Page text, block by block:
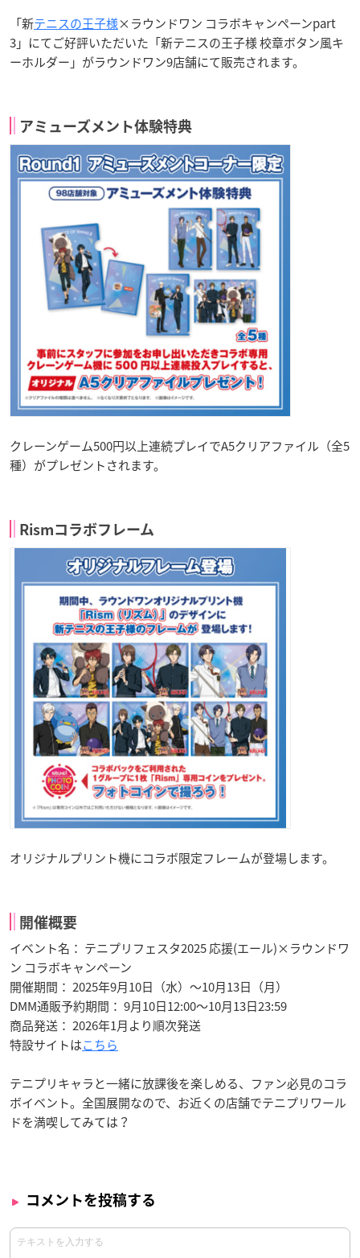
「新テニスの王子様×ラウンドワン コラボキャンペーンpart
3」にてご好評いただいた「新テニスの王子様 校章ボタン風キ
ーホルダー」がラウンドワン9店舗にて販売されます。
アミューズメント体験特典
クレーンゲーム500円以上連続プレイでA5クリアファイル（全5
種）がプレゼントされます。
Rismコラボフレーム
オリジナルプリント機にコラボ限定フレームが登場します。
開催概要
イベント名： テニプリフェスタ2025 応援(エール)×ラウンドワ
ン コラボキャンペーン
開催期間： 2025年9月10日（水）～10月13日（月）
DMM通販予約期間： 9月10日12:00～10月13日23:59
商品発送： 2026年1月より順次発送
特設サイトはこちら
テニプリキャラと一緒に放課後を楽しめる、ファン必見のコラ
ボイベント。全国展開なので、お近くの店舗でテニプリワール
ドを満喫してみては？
コメントを投稿する